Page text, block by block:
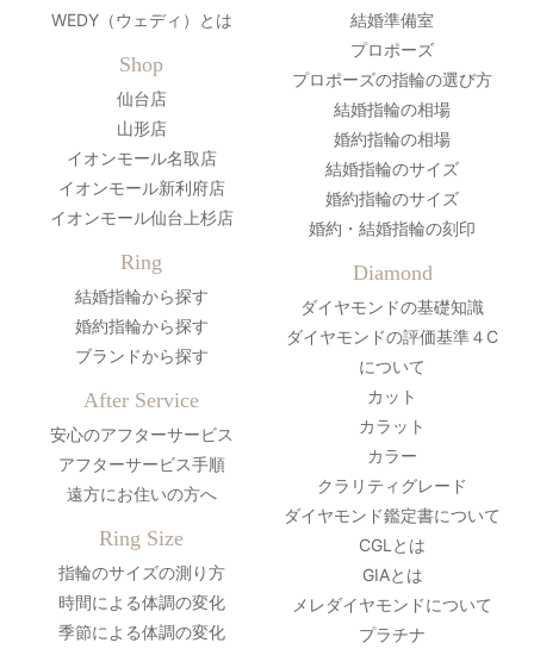
WEDY（ウェディ）とは
Shop
仙台店
山形店
イオンモール名取店
イオンモール新利府店
イオンモール仙台上杉店
Ring
結婚指輪から探す
婚約指輪から探す
ブランドから探す
After Service
安心のアフターサービス
アフターサービス手順
遠方にお住いの方へ
Ring Size
指輪のサイズの測り方
時間による体調の変化
季節による体調の変化
結婚準備室
プロポーズ
プロポーズの指輪の選び方
結婚指輪の相場
婚約指輪の相場
結婚指輪のサイズ
婚約指輪のサイズ
婚約・結婚指輪の刻印
Diamond
ダイヤモンドの基礎知識
ダイヤモンドの評価基準４C
について
カット
カラット
カラー
クラリティグレード
ダイヤモンド鑑定書について
CGLとは
GIAとは
メレダイヤモンドについて
プラチナ